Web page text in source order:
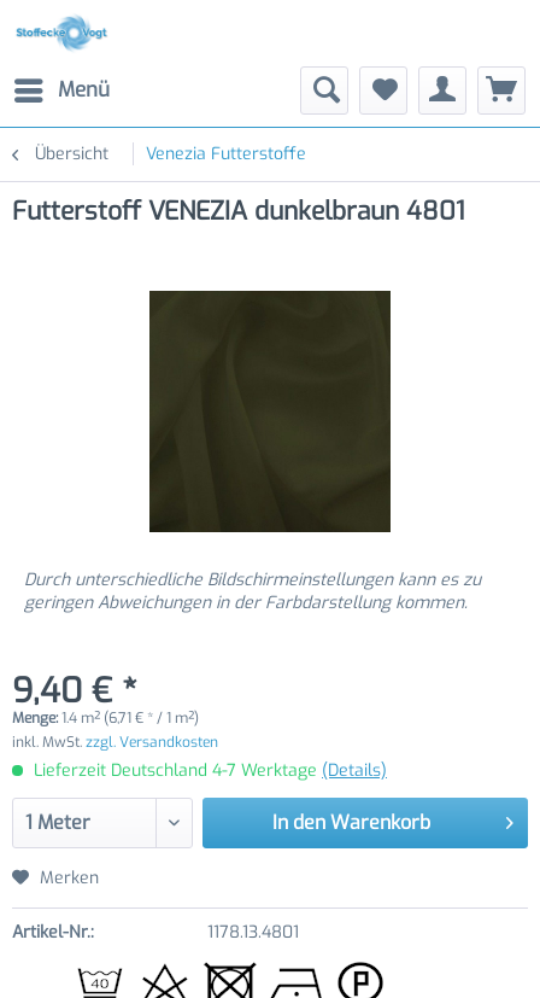
Menü
Übersicht Venezia Futterstoffe
Futterstoff VENEZIA dunkelbraun 4801
Durch unterschiedliche Bildschirmeinstellungen kann es zu
geringen Abweichungen in der Farbdarstellung kommen.
9,40 € *
Menge:1.4 m² (6,71 € * / 1 m²)
inkl. MwSt.zzgl. Versandkosten
Lieferzeit Deutschland 4-7 Werktage (Details)
In den Warenkorb
Merken
Artikel-Nr.: 1178.13.4801